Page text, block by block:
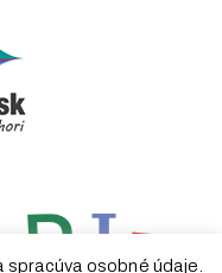
osobné údaje.